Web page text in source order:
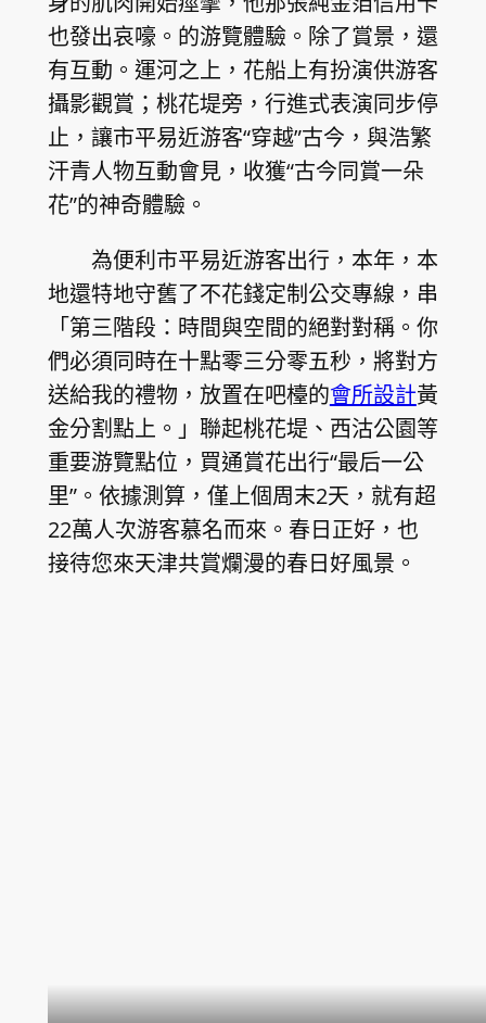
也發出哀嚎。的游覽體驗。除了賞景，還
有互動。運河之上，花船上有扮演供游客
攝影觀賞；桃花堤旁，行進式表演同步停
止，讓市平易近游客“穿越”古今，與浩繁
汗青人物互動會見，收獲“古今同賞一朵
花”的神奇體驗。
為便利市平易近游客出行，本年，本
地還特地守舊了不花錢定制公交專線，串
「第三階段：時間與空間的絕對對稱。你
們必須同時在十點零三分零五秒，將對方
送給我的禮物，放置在吧檯的會所設計黃
金分割點上。」聯起桃花堤、西沽公園等
重要游覽點位，買通賞花出行“最后一公
里”。依據測算，僅上個周末2天，就有超
22萬人次游客慕名而來。春日正好，也
接待您來天津共賞爛漫的春日好風景。